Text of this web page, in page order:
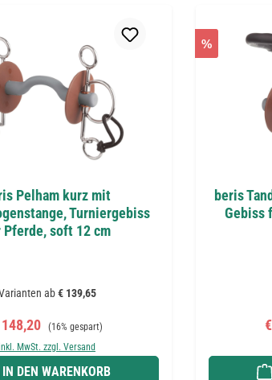
Pelham kurz mit
Turniergebiss
Pferde, soft 12 cm
ab€ 139,65
Regulärer Preis:
(16% gespart)
MwSt. zzgl. Versand
IN DEN WARENKORB
%
beris
Gebiss